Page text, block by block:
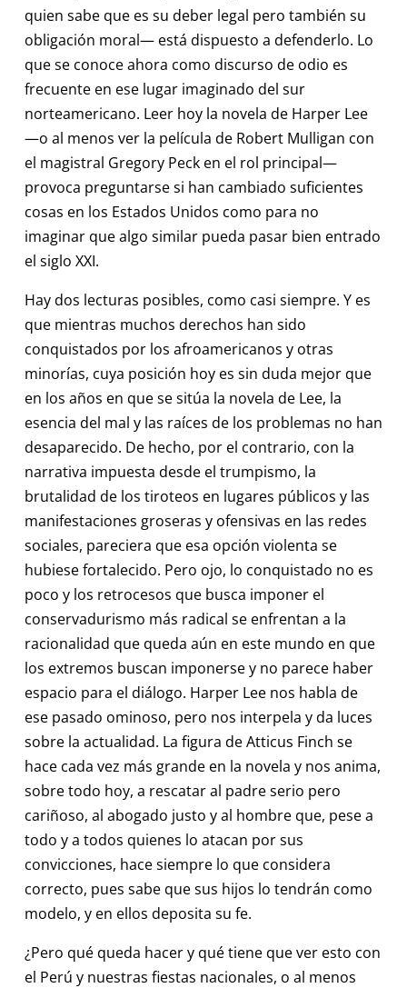
quien sabe que es su deber legal pero también su
obligación moral— está dispuesto a defenderlo. Lo
que se conoce ahora como discurso de odio es
frecuente en ese lugar imaginado del sur
norteamericano. Leer hoy la novela de Harper Lee
—o al menos ver la película de Robert Mulligan con
el magistral Gregory Peck en el rol principal—
provoca preguntarse si han cambiado suficientes
cosas en los Estados Unidos como para no
imaginar que algo similar pueda pasar bien entrado
el siglo XXI.
Hay dos lecturas posibles, como casi siempre. Y es
que mientras muchos derechos han sido
conquistados por los afroamericanos y otras
minorías, cuya posición hoy es sin duda mejor que
en los años en que se sitúa la novela de Lee, la
esencia del mal y las raíces de los problemas no han
desaparecido. De hecho, por el contrario, con la
narrativa impuesta desde el trumpismo, la
brutalidad de los tiroteos en lugares públicos y las
manifestaciones groseras y ofensivas en las redes
sociales, pareciera que esa opción violenta se
hubiese fortalecido. Pero ojo, lo conquistado no es
poco y los retrocesos que busca imponer el
conservadurismo más radical se enfrentan a la
racionalidad que queda aún en este mundo en que
los extremos buscan imponerse y no parece haber
espacio para el diálogo. Harper Lee nos habla de
ese pasado ominoso, pero nos interpela y da luces
sobre la actualidad. La figura de Atticus Finch se
hace cada vez más grande en la novela y nos anima,
sobre todo hoy, a rescatar al padre serio pero
cariñoso, al abogado justo y al hombre que, pese a
todo y a todos quienes lo atacan por sus
convicciones, hace siempre lo que considera
correcto, pues sabe que sus hijos lo tendrán como
modelo, y en ellos deposita su fe.
¿Pero qué queda hacer y qué tiene que ver esto con
el Perú y nuestras fiestas nacionales, o al menos